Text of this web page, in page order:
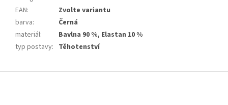
EAN:
Zvolte variantu
barva:
Černá
materiál:
Bavlna 90 %, Elastan 10 %
typ postavy: Těhotenství
Z